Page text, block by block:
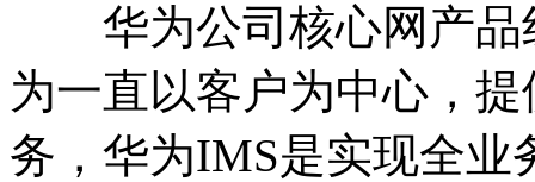
华为公司核心网产品
为一直以客户为中心，
务，华为IMS是实现全业